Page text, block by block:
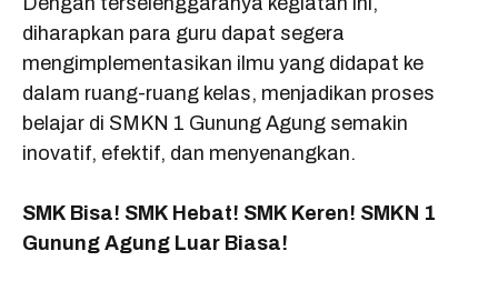
diharapkan para guru dapat segera
mengimplementasikan ilmu yang didapat ke
dalam ruang-ruang kelas, menjadikan proses
belajar di SMKN 1 Gunung Agung semakin
inovatif, efektif, dan menyenangkan.
SMK Bisa! SMK Hebat! SMK Keren! SMKN 1
Gunung Agung Luar Biasa!